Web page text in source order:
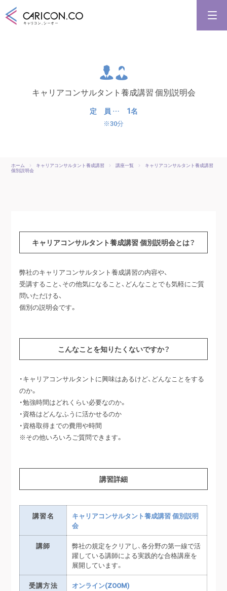
キャリアコンサルタントとは
キャリアコンサルタント養成講習 個別説明会
定 員 … 1名
※30分
ホーム キャリアコンサルタント養成講習 講座一覧 キャリアコンサルタント養成講習
個別説明会
キャリアコンサルタント養成講習 個別説明会とは？
弊社のキャリアコンサルタント養成講習の内容や、
受講すること、その他気になること、どんなことでも気軽にご質
問いただける、
個別の説明会です。
こんなことを知りたくないですか？
・キャリアコンサルタントに興味はあるけど、どんなことをする
のか。
・勉強時間はどれくらい必要なのか。
・資格はどんなふうに活かせるのか
・資格取得までの費用や時間
※その他いろいろご質問できます。
講習詳細
講習名
キャリアコンサルタント養成講習 個別説明
会
講師
弊社の規定をクリアし、各分野の第一線で活
躍している講師による実践的な合格講座を
展開しています。
受講方法 オンライン(ZOOM)